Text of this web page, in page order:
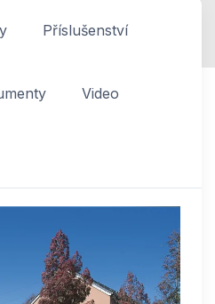
Příslušenství
Video